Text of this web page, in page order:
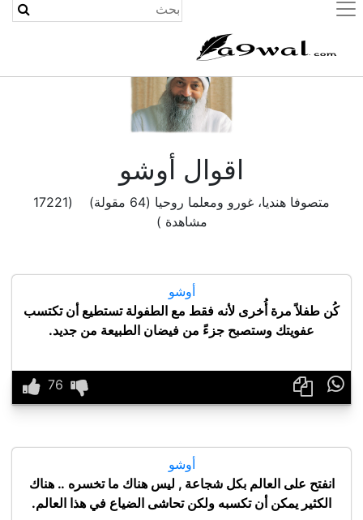
(current)
اقوال أوشو
متصوفا هنديا، غورو ومعلما روحيا (64 مقولة) (17221
مشاهدة )
أوشو
كُن طفلاً مرة أُخرى لأنه فقط مع الطفولة تستطيع أن تكتسب
عفويتك وستصبح جزءً من فيضان الطبيعة من جديد.

أوشو
انفتح على العالم بكل شجاعة , ليس هناك ما تخسره .. هناك
الكثير يمكن أن تكسبه ولكن تحاشى الضياع في هذا العالم.